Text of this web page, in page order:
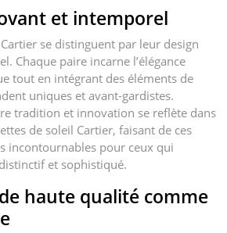
et intemporel
se distinguent par leur design
Chaque paire incarne l’élégance
tout en intégrant des éléments de
uniques et avant-gardistes.
tradition et innovation se reflète dans
de soleil Cartier, faisant de ces
incontournables pour ceux qui
et sophistiqué.
haute qualité comme